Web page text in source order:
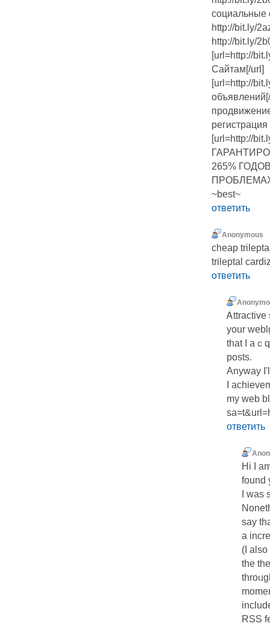
социальные
http://bit.ly/
http://bit.ly/
[url=http://
Сайтам[/url]
[url=http://
[url=http://
265%
~best~
ответить
Anonymous
cheap
trileptal
ответить
Ꭺttractive
your
that I aｃ
posts.
Αnyway
I
my web
ответить
Hі I
found
I
say
a
(I
tһe
RSS